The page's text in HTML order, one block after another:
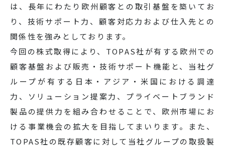
は、長年にわたり欧州顧客との取引基盤を築いてお
り、技術サポート力、顧客対応力および仕入先との
関係性を強みとしております。
今回の株式取得により、TOPAS社が有する欧州での
顧客基盤および販売・技術サポート機能と、当社グ
ループが有する日本・アジア・米国における調達
力、ソリューション提案力、プライベートブランド
製品の提供力を組み合わせることで、欧州市場にお
ける事業機会の拡大を目指してまいります。また、
TOPAS社の既存顧客に対して当社グループの取扱製